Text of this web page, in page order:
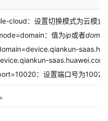
cloud：设置切换模式为云模式
：值为ip或者
saas.huawei.com
：设置端口号为10020